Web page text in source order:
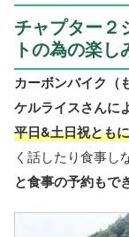
チャプター２
トの為の楽し
カーボンバイク（
ケルライスさんに
平日&土日祝とも
く話したり食事し
と食事の予約もで